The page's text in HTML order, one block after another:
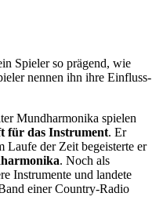
Spieler so prägend, wie
nennen ihn ihre Einfluss-
Mundharmonika spielen
für das Instrument. Er
Laufe der Zeit begeisterte er
. Noch als
Instrumente und landete
einer Country-Radio